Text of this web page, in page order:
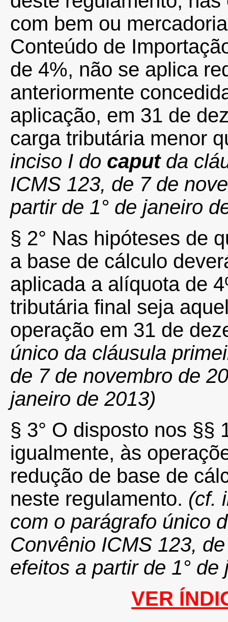
com bem ou
Conteúdo de
de 4%, não se aplica
anteriormente
aplicação, em 31 de
carga tributária menor
inciso I do caputda
ICMS 123, de 7 de
partir de 1° de janeiro
§ 2° Nas hipóteses de
a base de cálculo
aplicada a alíquota de
tributária final seja
operação em 31 de
único da cláusula
de 7 de novembro de
janeiro de 2013)
§ 3° O disposto nos §§
igualmente, às
redução de base de
neste regulamento. (cf.
com o parágrafo único
Convênio ICMS 123,
efeitos a partir de 1° de
VER